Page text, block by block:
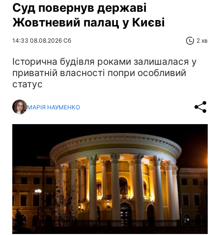
Суд повернув державі
Жовтневий палац у Києві
14:33 08.08.2026 Сб 2 хв
Історична будівля роками залишалася у
приватній власності попри особливий
статус
МАРІЯ НАУМЕНКО